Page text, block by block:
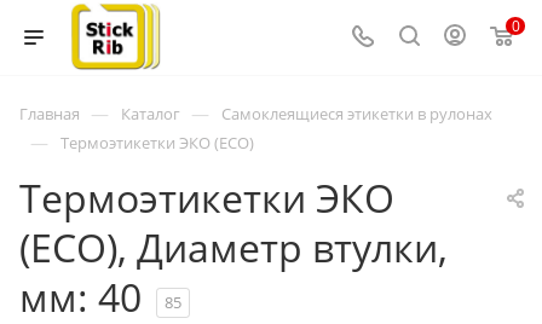
0
Главная — Каталог — Самоклеящиеся этикетки в рулонах
— Термоэтикетки ЭКО (ECO)
Термоэтикетки ЭКО
(ECO), Диаметр втулки,
мм: 40
85